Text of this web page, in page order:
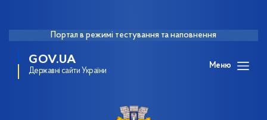
Портал в режимі тестування та наповнення
GOV.UA
Державні сайти України
Меню